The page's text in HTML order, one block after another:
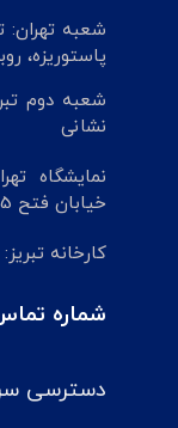
شعبه تهران:
پاستوریزه،
شعبه دوم
نشانی
نمایشگاه
خیابان فتح 5
کارخانه
شماره
دسترسی